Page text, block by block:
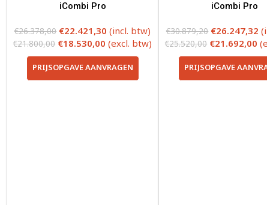
iCombi Pro
€26.378,00 €22.421,30 (incl. btw)
€21.800,00 €18.530,00 (excl. btw)
PRIJSOPGAVE AANVRAGEN
iCombi Pro
€30.879,20 €26.247,32
€25.520,00 €21.692,00
PRIJSOPGAVE